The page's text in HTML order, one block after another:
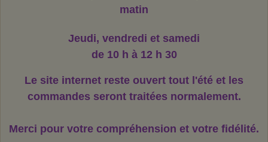
matin
Jeudi, vendredi et samedi
de 10 h à 12 h 30
Le site internet reste ouvert tout l'été et les
commandes seront traitées normalement.
Merci pour votre compréhension et votre fidélité.